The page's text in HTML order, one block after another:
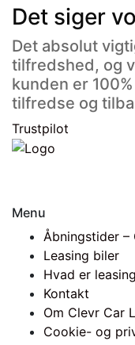
Det siger
Det absolut
tilfredshed, og
kunden er
tilfredse og
Trustpilot
Menu
Åbningstider –
Leasing biler
Hvad er
Kontakt
Om Clevr Car
Cookie- og